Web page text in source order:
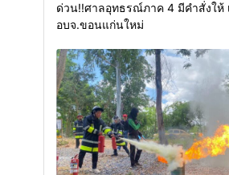
ด่วน!!ศาลอุทธรณ์ภาค 4 มีคำสั่งให้
อบจ.ขอนแก่นใหม่